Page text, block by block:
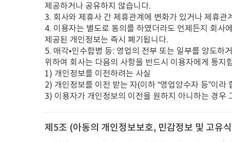
제공하거나 공유하지 않습니다.
3. 회사와 제휴사 간 제휴관계에 변화가 있거나 제휴
4. 이용자는 별도로 동의를 하였더라도 언제든지 회사
제공된 개인정보는 즉시 폐기됩니다.
5. 매각•인수합병 등: 영업의 전부 또는 일부를 양도하
위하여 회사는 다음의 사항을 반드시 이용자에게 통지
1) 개인정보를 이전하려는 사실
2) 개인정보를 이전 받는 자(이하 “영업양수자 등”이
3) 이용자가 개인정보의 이전을 원하지 아니하는 경우
제5조 (아동의 개인정보보호, 민감정보 및 고유